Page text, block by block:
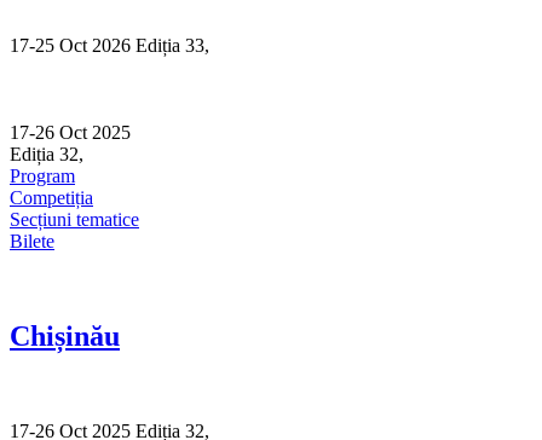
17-25 Oct 2026 Ediția 33,
17-26 Oct 2025
Ediția 32,
Program
Competiția
Secțiuni tematice
Bilete
Chișinău
17-26 Oct 2025 Ediția 32,